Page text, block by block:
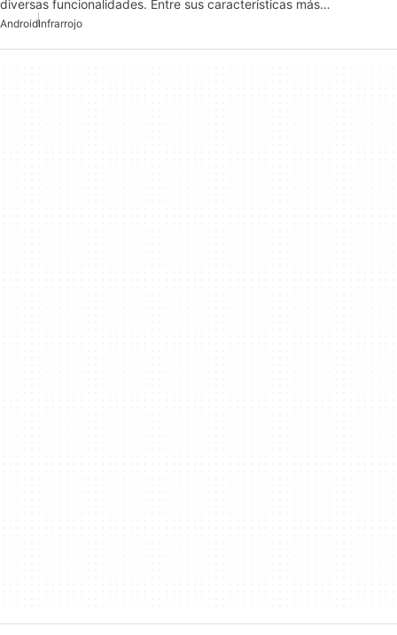
diversas funcionalidades. Entre sus características más…
AndroidInfrarrojo